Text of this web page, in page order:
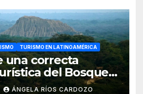
TURISMO EN LATINOAMÉRICA
una correcta
del Bosque
(en Perú)
ÁNGELA RÍOS CARDOZO